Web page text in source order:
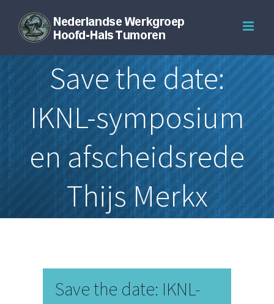
inhoud
Save the date:
IKNL-symposium
en afscheidsrede
Thijs Merkx
Save the date: IKNL-